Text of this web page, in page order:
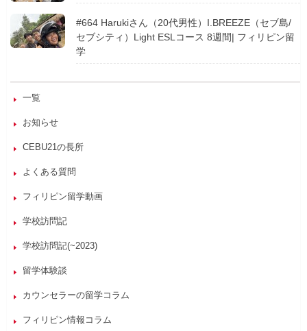
#664 Harukiさん（20代男性）I.BREEZE（セブ島/
セブシティ）Light ESLコース 8週間| フィリピン留
学
一覧
お知らせ
CEBU21の長所
よくある質問
フィリピン留学動画
学校訪問記
学校訪問記(~2023)
留学体験談
カウンセラーの留学コラム
フィリピン情報コラム